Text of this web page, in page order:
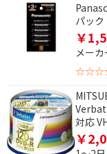
パッ
￥
メー
対応
￥
前面
無線・有
無線
スマホ接
対応